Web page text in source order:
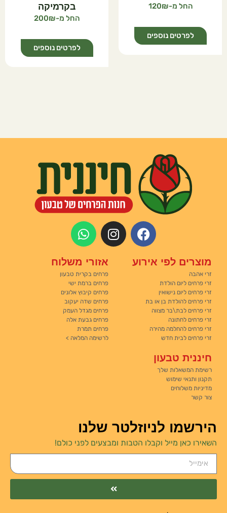
120
לפרטים נוספים
בקרמיקה
200
לפרטים נוספים
מוצרים לפי אירוע
זרי אהבה
זרי פרחים ליום הולדת
זרי פרחים ליום נישואין
זרי פרחים להולדת בן או בת
זרי פרחים לבת\בר מצווה
זרי פרחים לחתונה
זרי פרחים להחלמה מהירה
זרי פרחים לבית חדש
אזורי משלוח
פרחים בקרית טבעון
פרחים ברמת ישי
פרחים קיבוץ אלונים
פרחים שדה יעקוב
פרחים מגדל העמק
פרחים גבעת אלה
פרחים תמרת
לרשימה המלאה >
חיננית טבעון
רשימת המשאלות שלך
תקנון ותנאי שימוש
מדיניות משלוחים
צור קשר
הירשמו לניוזלטר שלנו
השאירו כאן מייל וקבלו הטבות ומבצעים לפני כולם!